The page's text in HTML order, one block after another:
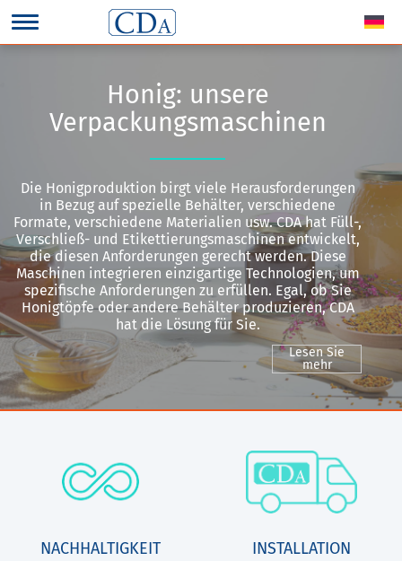
Honig: unsere
Verpackungsmaschinen
Die Honigproduktion birgt viele Herausforderungen
in Bezug auf spezielle Behälter, verschiedene
Formate, verschiedene Materialien usw. CDA hat Füll-,
Verschließ- und Etikettierungsmaschinen entwickelt,
die diesen Anforderungen gerecht werden. Diese
Maschinen integrieren einzigartige Technologien, um
spezifische Anforderungen zu erfüllen. Egal, ob Sie
Honigtöpfe oder andere Behälter produzieren, CDA
hat die Lösung für Sie.
Lesen Sie
mehr
NACHHALTIGKEIT INSTALLATION